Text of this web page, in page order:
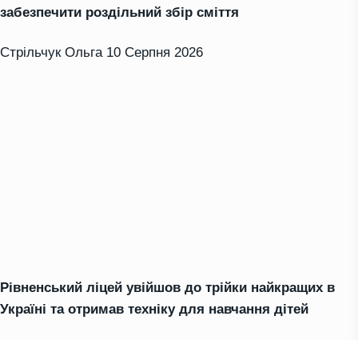
забезпечити роздільний збір сміття
Стрільчук Ольга 10 Серпня 2026
Рівненський ліцей увійшов до трійки найкращих в
Україні та отримав техніку для навчання дітей